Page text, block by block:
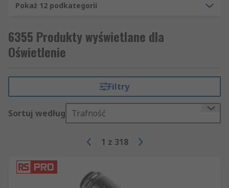
Pokaż 12 podkategorii
6355 Produkty wyświetlane dla
Oświetlenie
Filtry
Sortuj według Trafność
1 z 318